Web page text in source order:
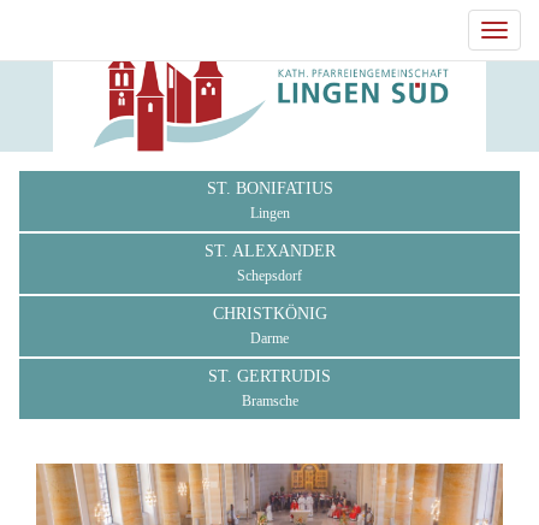
ST. BONIFATIUS
Lingen
ST. ALEXANDER
Schepsdorf
CHRISTKÖNIG
Darme
ST. GERTRUDIS
Bramsche